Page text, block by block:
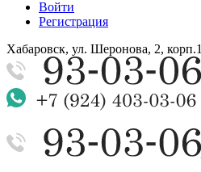
Войти
Регистрация
Хабаровск, ул. Шеронова, 2, корп.1